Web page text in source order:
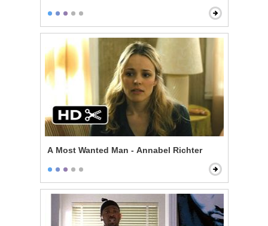
A Most Wanted Man - Annabel Richter